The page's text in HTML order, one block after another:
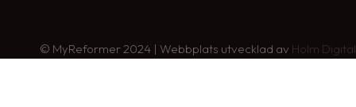
© MyReformer 2024 | Webbplats utvecklad av Holm Digital